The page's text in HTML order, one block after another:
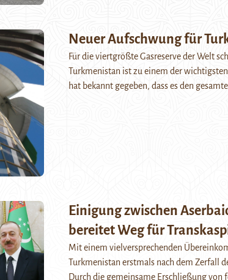
Neuer Aufschwung für
Für die viertgrößte Gasreserve der Welt
Turkmenistan ist zu einem der
hat bekannt gegeben, dass es den
Einigung zwischen
bereitet Weg für
Mit einem vielversprechenden
Turkmenistan erstmals nach dem Zerfall
Durch die gemeinsame Erschließung von